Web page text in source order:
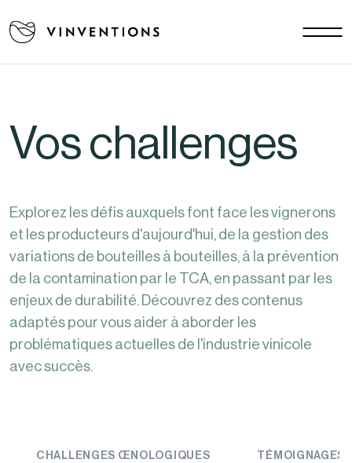
Nos solutions
Contact
Actualités
Documents
Vos challenges
Explorez les défis auxquels font face les vignerons
et les producteurs d'aujourd'hui, de la gestion des
variations de bouteilles à bouteilles, à la prévention
de la contamination par le TCA, en passant par les
enjeux de durabilité. Découvrez des contenus
adaptés pour vous aider à aborder les
problématiques actuelles de l'industrie vinicole
avec succès.
CHALLENGES ŒNOLOGIQUES TÉMOIGNAGES